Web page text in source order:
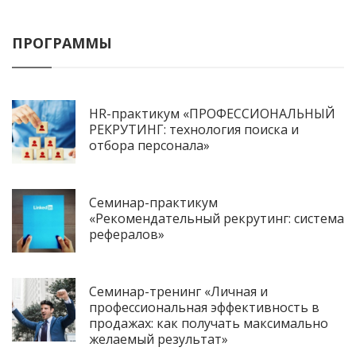
ПРОГРАММЫ
HR-практикум «ПРОФЕССИОНАЛЬНЫЙ
РЕКРУТИНГ: технология поиска и
отбора персонала»
Семинар-практикум
«Рекомендательный рекрутинг: система
рефералов»
Семинар-тренинг «Личная и
профессиональная эффективность в
продажах: как получать максимально
желаемый результат»